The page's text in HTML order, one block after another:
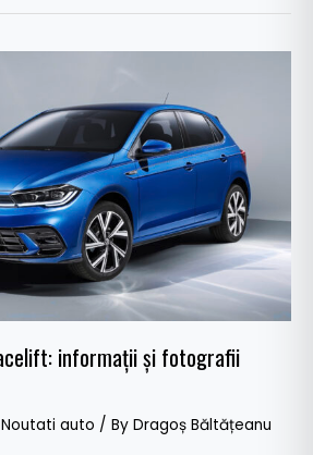
informații și fotografii
Noutati auto / By Dragoș Băltățeanu